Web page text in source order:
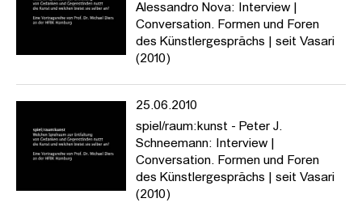
Alessandro Nova: Interview |
Conversation. Formen und Foren
des Künstlergesprächs | seit Vasari
(2010)
25.06.2010
spiel/raum:kunst - Peter J.
Schneemann: Interview |
Conversation. Formen und Foren
des Künstlergesprächs | seit Vasari
(2010)